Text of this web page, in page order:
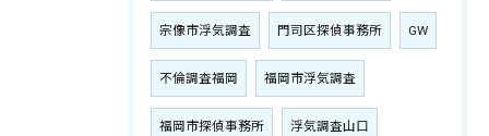
宗像市浮気調査 門司区探偵事務所 GW
不倫調査福岡 福岡市浮気調査
福岡市探偵事務所 浮気調査山口